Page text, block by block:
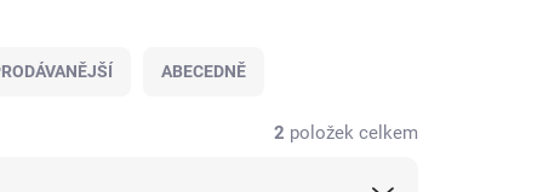
ABECEDNĚ
2 položek celkem